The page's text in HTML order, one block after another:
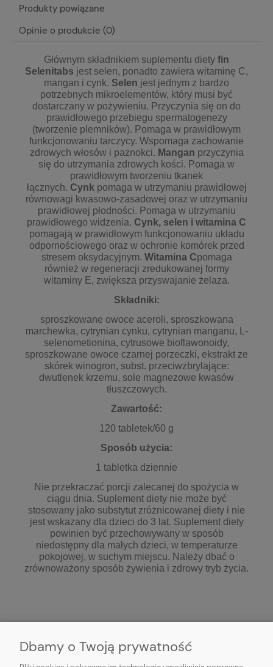
Produkty powiązane
Opinie o produkcie (0)
Głównym składnikiem suplementu diety fin
Selenitabs jest selen, ponadto zawiera witaminę C,
mangan i cynk. Selen jest jednym z bardzo
potrzebnych mikroelementów, który musi być
dostarczany w pożywieniu. Przyczynia się on do
prawidłowego przebiegu spermatogenezy
(tworzenie plemników). Pomaga w prawidłowym
funkcjonowaniu tarczycy. Wspomaga zachowanie
zdrowych włosów i paznokci. Mangan przyczynia
się do utrzymania zdrowych kości. Pomaga w
prawidłowym tworzeniu tkanek
łącznych. Cynk pomaga w utrzymaniu prawidłowej
równowagi kwasowo-zasadowej oraz w utrzymaniu
prawidłowej płodności. Pomaga w utrzymaniu
prawidłowego widzenia. Cynk, selen i witamina C
pomagają w prawidłowym funkcjonowaniu układu
odpornościowego oraz w ochronie komórek przed
stresem oksydacyjnym. Witamina Cpomaga
również w regeneracji zredukowanej formy
witaminy E, zwiększa przyswajanie żelaza.
Składniki:
sproszkowane owoce aceroli, sproszkowana
marchewka, cytrynian cynku, cytrynian manganu, L-
selenometionina, cytrusowe bioflawonoidy,
sproszkowane owoce czarnej porzeczki, ekstrakt ze
skórek winogron, subst. przeciwzbrylające:
dwutlenek krzemu, sole magnezowe kwasów
tłuszczowych.
Zawartość:
120 tabletek/60 g
Sposób użycia:
1 tabletka dziennie
Nie przekraczać porcji zalecanej do spożycia w
ciągu dnia. Suplement diety nie może być
stosowany jako substytut zróżnicowanej diety i nie
jest wskazany dla dzieci do 3 lat. Suplement diety
powinien być przechowywany w sposób
niedostępny dla małych dzieci, w temperaturze
pokojowej, w suchym miejscu. Należy dbać o
zrównoważony sposób żywienia i zdrowy tryb życia.
Dbamy o Twoją prywatność